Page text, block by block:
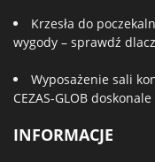
Krzesła do
wygody – sprawdź
Wyposażenie sali
CEZAS-GLOB
INFORMACJE